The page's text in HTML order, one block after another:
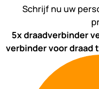
Schrijf nu uw
5x draadverbinder
verbinder voor draad